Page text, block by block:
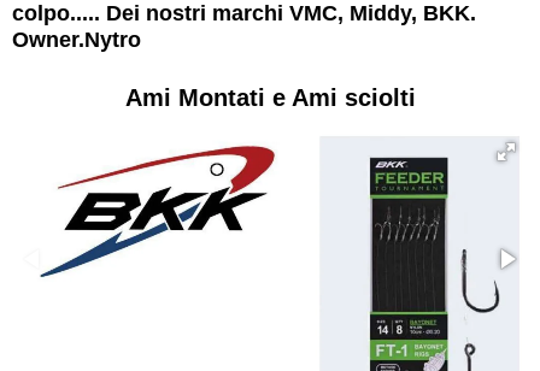
colpo..... Dei nostri marchi VMC, Middy, BKK.
Owner.Nytro
Ami Montati e Ami sciolti